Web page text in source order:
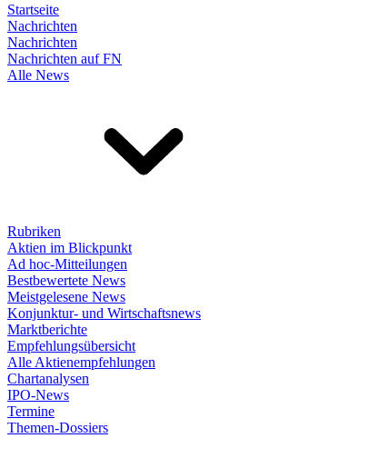
Startseite
Nachrichten
Nachrichten
Nachrichten auf FN
Alle News
Rubriken
Aktien im Blickpunkt
Ad hoc-Mitteilungen
Bestbewertete News
Meistgelesene News
Konjunktur- und Wirtschaftsnews
Marktberichte
Empfehlungsübersicht
Alle Aktienempfehlungen
Chartanalysen
IPO-News
Termine
Themen-Dossiers